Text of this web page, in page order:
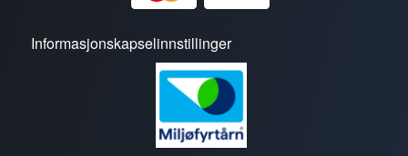
Informasjonskapselinnstillinger